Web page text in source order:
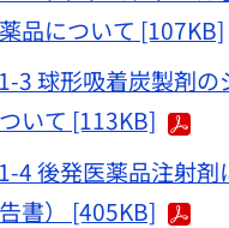
品について [107KB]
3 球形吸着炭製剤の
いて [113KB]
4 後発医薬品注射剤
書） [405KB]